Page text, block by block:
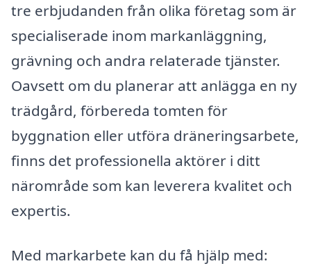
tre erbjudanden från olika företag som är
specialiserade inom markanläggning,
grävning och andra relaterade tjänster.
Oavsett om du planerar att anlägga en ny
trädgård, förbereda tomten för
byggnation eller utföra dräneringsarbete,
finns det professionella aktörer i ditt
närområde som kan leverera kvalitet och
expertis.
Med markarbete kan du få hjälp med: